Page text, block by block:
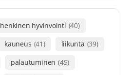
henkinen hyvinvointi (40)
kauneus (41) liikunta (39)
palautuminen (45)